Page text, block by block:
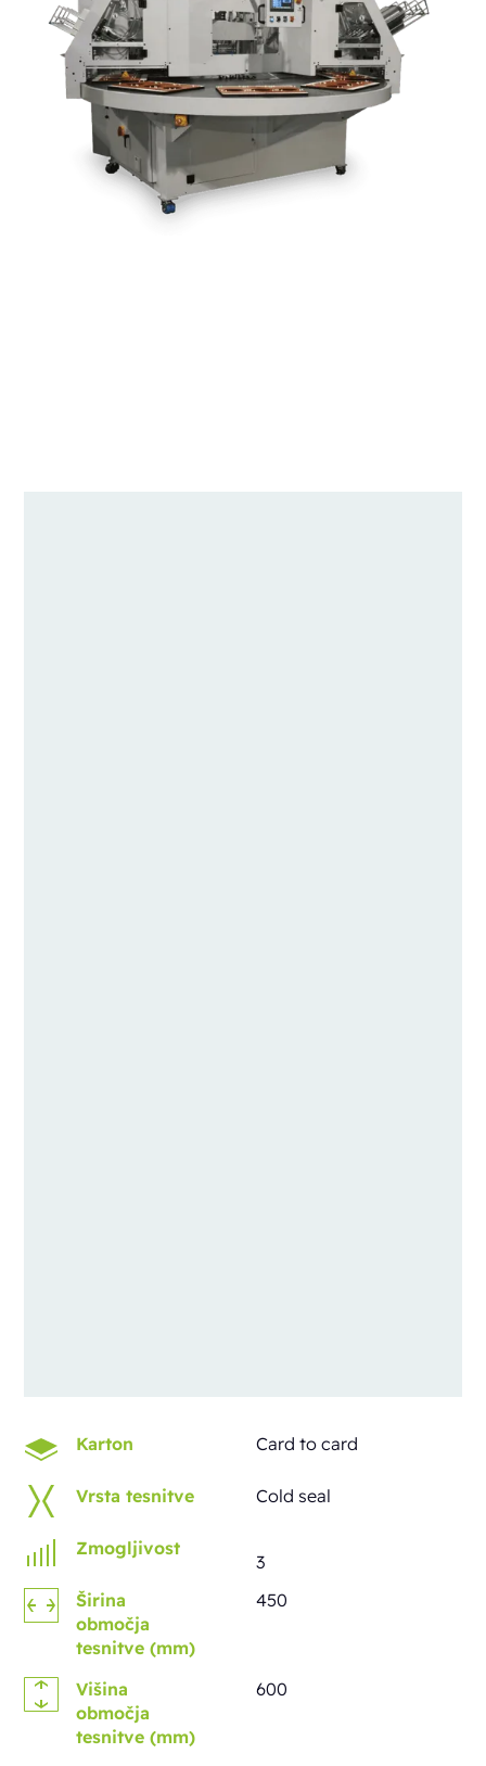
Karton Card to card
Vrsta tesnitve Cold seal
Zmogljivost
3
Širina
območja
tesnitve (mm)
450
Višina
območja
tesnitve (mm)
600